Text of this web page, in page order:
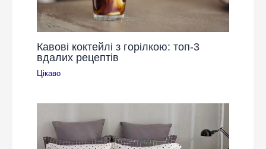
Кавові коктейлі з горілкою: топ-3
вдалих рецептів
Цікаво